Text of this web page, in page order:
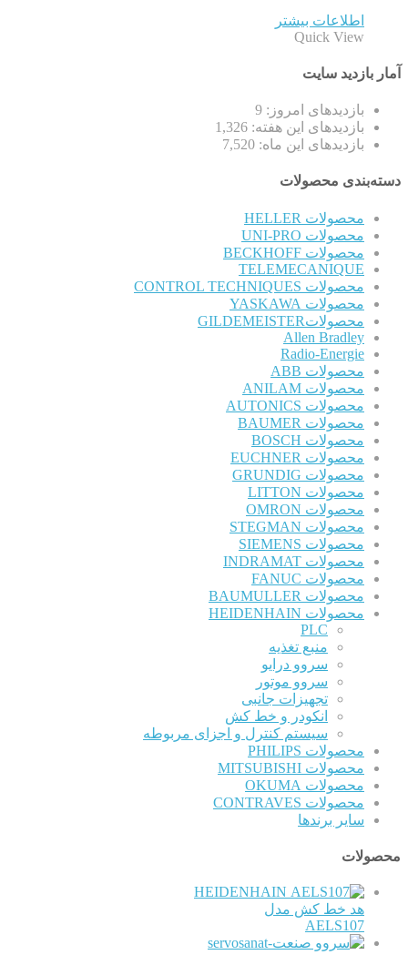
اطلاعات بیشتر
Quick View
آمار بازدید سایت
بازدیدهای امروز: 9
بازدیدهای این هفته: 1,326
بازدیدهای این ماه: 7,520
دسته‌بندی محصولات
محصولات HELLER
محصولات UNI-PRO
محصولات BECKHOFF
TELEMECANIQUE
محصولات CONTROL TECHNIQUES
محصولات YASKAWA
محصولاتGILDEMEISTER
Allen Bradley
Radio-Energie
محصولات ABB
محصولات ANILAM
محصولات AUTONICS
محصولات BAUMER
محصولات BOSCH
محصولات EUCHNER
محصولات GRUNDIG
محصولات LITTON
محصولات OMRON
محصولات STEGMAN
محصولات SIEMENS
محصولات INDRAMAT
محصولات FANUC
محصولات BAUMULLER
محصولات HEIDENHAIN
PLC
منبع تغذیه
سروو درایو
سروو موتور
تجهیزات جانبی
انکودر و خط کش
سیستم کنترل و اجزای مربوطه
محصولات PHILIPS
محصولات MITSUBISHI
محصولات OKUMA
محصولات CONTRAVES
سایر برندها
محصولات
HEIDENHAIN
هد خط کش مدل
AELS107